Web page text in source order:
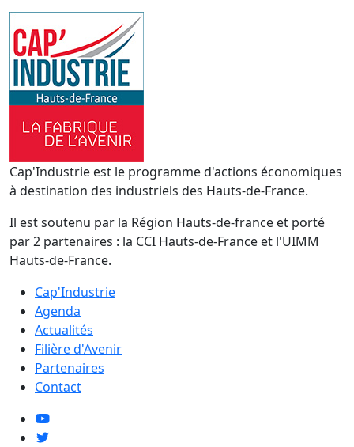
Cap'Industrie est le programme d'actions économiques
à destination des industriels des Hauts-de-France.
Il est soutenu par la Région Hauts-de-france et porté
par 2 partenaires : la CCI Hauts-de-France et l'UIMM
Hauts-de-France.
Cap'Industrie
Agenda
Actualités
Filière d'Avenir
Partenaires
Contact